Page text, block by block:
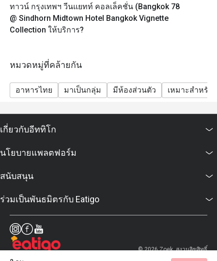
ทาวน์ กรุงเทพฯ วีนแยทท์ คอลเล็คชั่น (Bangkok 78
@ Sindhorn Midtown Hotel Bangkok Vignette
Collection ให้บริการ?
หมวดหมู่ที่คล้ายกัน
อาหารไทย มาเป็นกลุ่ม มีห้องส่วนตัว เหมาะสำหรับ
เกี่ยวกับอีททิโก
นโยบายแพลตฟอร์ม
สนับสนุน
ร่วมเป็นพันธมิตรกับ Eatigo
© 2026 Zoek. สงวนลิขสิทธิ์